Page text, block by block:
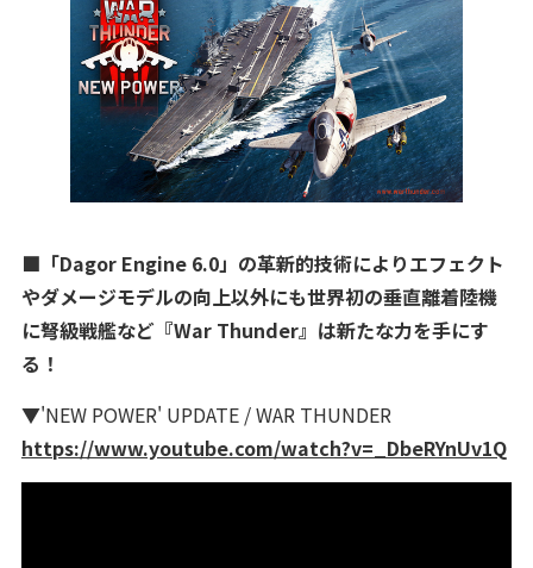
■「Dagor Engine 6.0」の革新的技術によりエフェクト
やダメージモデルの向上以外にも世界初の垂直離着陸機
に弩級戦艦など『War Thunder』は新たな力を手にす
る！
▼'NEW POWER' UPDATE / WAR THUNDER
https://www.youtube.com/watch?v=_DbeRYnUv1Q